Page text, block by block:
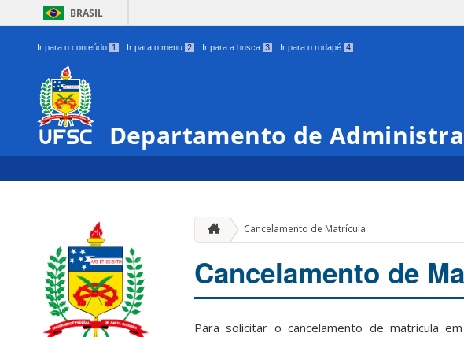
BRASIL
Ir para o conteúdo 1 Ir para o menu 2 Ir para a busca 3 Ir para o rodapé 4
Departamento de
Cancelamento de Matrícula
Cancelamento de
Para solicitar o cancelamento de matrícula